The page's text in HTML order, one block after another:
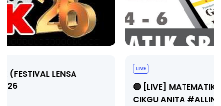
🔴 [LIVE] MATEMATIK SR, WANG TAHUN 6 OLEH
CIKGU ANITA #ALLINONE #141 #...